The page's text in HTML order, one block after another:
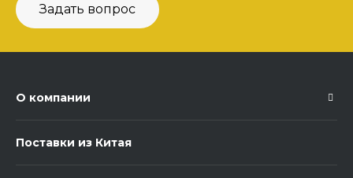
Задать вопрос
О компании
Поставки из Китая